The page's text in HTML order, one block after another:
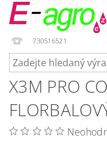
730516521
X3M PRO